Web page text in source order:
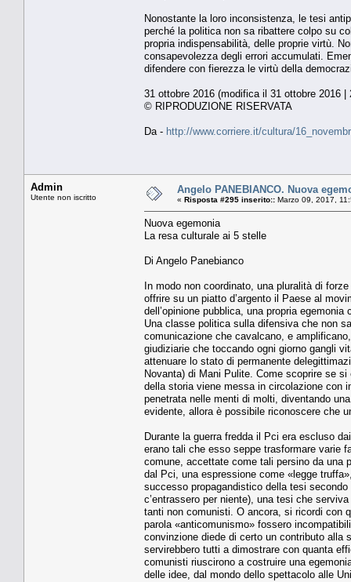
Nonostante la loro inconsistenza, le tesi
perché la politica non sa ribattere colpo su
propria indispensabilità, delle proprie virtù.
consapevolezza degli errori accumulati.
difendere con fierezza le virtù della
31 ottobre 2016 (modifica il 31 ottobre 2016 |
© RIPRODUZIONE RISERVATA
Da - http://www.corriere.it/cultura/
Admin
Utente non iscritto
Angelo PANEBIANCO. Nuova
« Risposta #295 inserito:: Marzo 09, 2017,
Nuova egemonia
La resa culturale ai 5 stelle
Di Angelo Panebianco
In modo non coordinato, una pluralità di
offrire su un piatto d’argento il Paese al
dell’opinione pubblica, una propria egemonia
Una classe politica sulla difensiva che non
comunicazione che cavalcano, e
giudiziarie che toccando ogni giorno gangli
attenuare lo stato di permanente
Novanta) di Mani Pulite. Come scoprire se
della storia viene messa in circolazione con
penetrata nelle menti di molti, diventando
evidente, allora è possibile riconoscere che
Durante la guerra fredda il Pci era escluso
erano tali che esso seppe trasformare varie
comune, accettate come tali persino da una
dal Pci, una espressione come «legge
successo propagandistico della tesi
c’entrassero per niente), una tesi che
tanti non comunisti. O ancora, si ricordi con
parola «anticomunismo» fossero
convinzione diede di certo un contributo alla
servirebbero tutti a dimostrare con quanta
comunisti riuscirono a costruire una
delle idee, dal mondo dello spettacolo alle